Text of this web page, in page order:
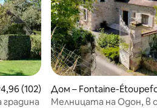
оценка: 4,96 от 5, 102
4,96 (102)
градина
Дом – Fontaine-
Мелницата на Одон, в